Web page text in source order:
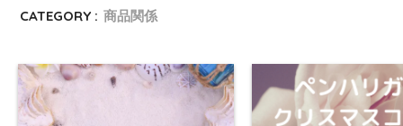
CATEGORY : 商品関係